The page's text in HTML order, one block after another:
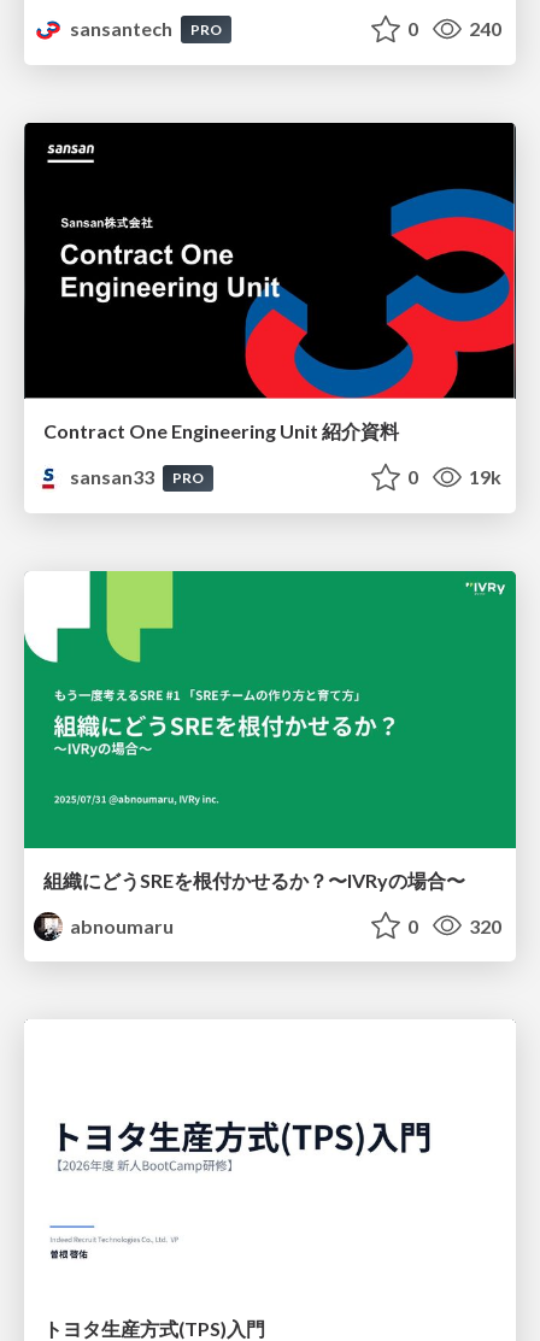
sansantech PRO 0 240
Contract One Engineering Unit 紹介資料
sansan33
PRO 0 19k
組織にどうSREを根付かせるか？〜IVRyの場合〜
abnoumaru
0 320
トヨタ⽣産⽅式(TPS)⼊⾨